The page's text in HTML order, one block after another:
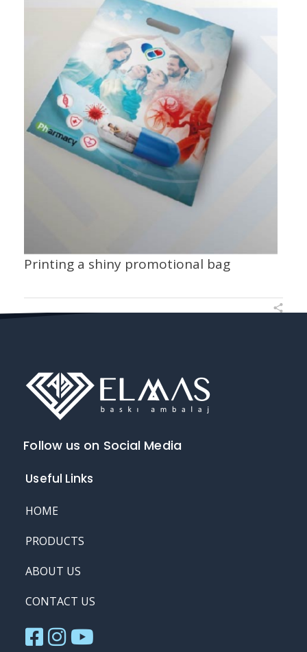
Printing a shiny promotional bag
Follow us on Social Media
Useful Links
HOME
PRODUCTS
ABOUT US
CONTACT US